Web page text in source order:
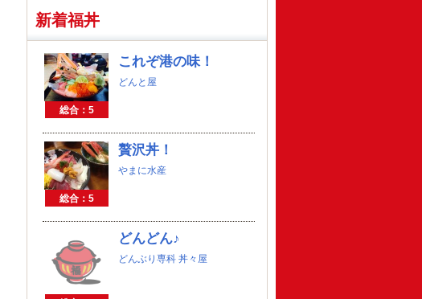
新着福丼
総合：5
これぞ港の味！
どんと屋
総合：5
贅沢丼！
やまに水産
どんどん♪
どんぶり専科 丼々屋